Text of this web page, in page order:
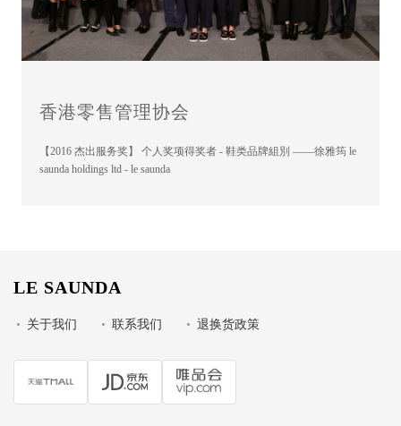
香港零售管理协会
【2016 杰出服务奖】 个人奖项得奖者 - 鞋类品牌組別 ——徐雅筠 le
saunda holdings ltd - le saunda
LE SAUNDA
• 关于我们 • 联系我们 • 退换货政策